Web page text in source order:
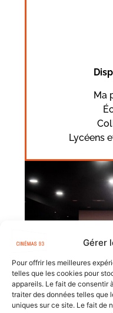
Gérer
Pour offrir les meilleures
telles que les cookies pour
appareils. Le fait de consentir
traiter des données telles que
uniques sur ce site. Le fait de
Ma
Lycéens